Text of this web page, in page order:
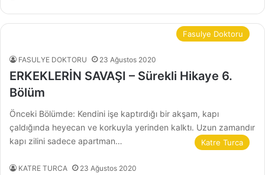
Fasulye Doktoru
FASULYE DOKTORU 23 Ağustos 2020
ERKEKLERİN SAVAŞI – Sürekli Hikaye 6.
Bölüm
Önceki Bölümde: Kendini işe kaptırdığı bir akşam, kapı
çaldığında heyecan ve korkuyla yerinden kalktı. Uzun zamandır
kapı zilini sadece apartman…
Katre Turca
KATRE TURCA 23 Ağustos 2020